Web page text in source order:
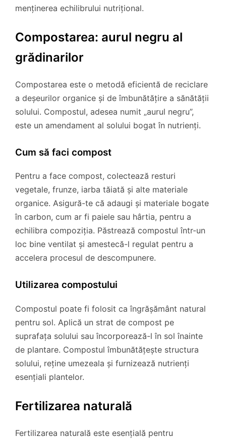
menținerea echilibrului nutrițional.
Compostarea: aurul negru al
grădinarilor
Compostarea este o metodă eficientă de reciclare
a deșeurilor organice și de îmbunătățire a sănătății
solului. Compostul, adesea numit „aurul negru”,
este un amendament al solului bogat în nutrienți.
Cum să faci compost
Pentru a face compost, colectează resturi
vegetale, frunze, iarba tăiată și alte materiale
organice. Asigură-te că adaugi și materiale bogate
în carbon, cum ar fi paiele sau hârtia, pentru a
echilibra compoziția. Păstrează compostul într-un
loc bine ventilat și amestecă-l regulat pentru a
accelera procesul de descompunere.
Utilizarea compostului
Compostul poate fi folosit ca îngrășământ natural
pentru sol. Aplică un strat de compost pe
suprafața solului sau încorporează-l în sol înainte
de plantare. Compostul îmbunătățește structura
solului, reține umezeala și furnizează nutrienți
esențiali plantelor.
Fertilizarea naturală
Fertilizarea naturală este esențială pentru